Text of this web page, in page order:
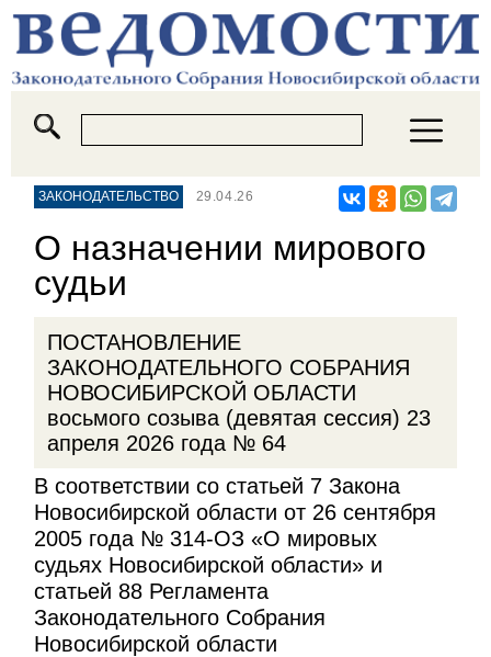
ЗАКОНОДАТЕЛЬСТВО 29.04.26
О назначении мирового
судьи
ПОСТАНОВЛЕНИЕ
ЗАКОНОДАТЕЛЬНОГО СОБРАНИЯ
НОВОСИБИРСКОЙ ОБЛАСТИ
восьмого созыва (девятая сессия) 23
апреля 2026 года № 64
В соответствии со статьей 7 Закона
Новосибирской области от 26 сентября
2005 года № 314-ОЗ «О мировых
судьях Новосибирской области» и
статьей 88 Регламента
Законодательного Собрания
Новосибирской области